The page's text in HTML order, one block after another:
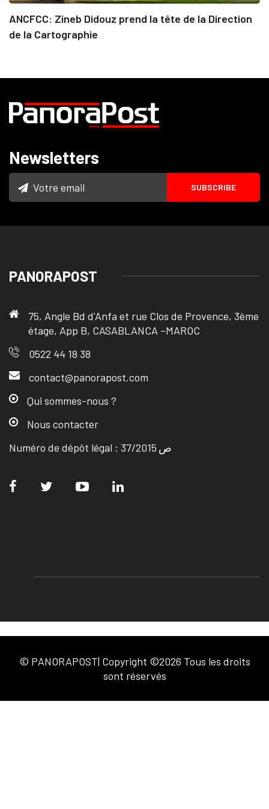
ANCFCC: Zineb Didouz prend la tête de la Direction
de la Cartographie
Newsletters
PANORAPOST
75, Angle Bd d'Anfa et rue Clos de Provence, 3ème
étage, App B, CASABLANCA –MAROC
0522 44 18 38
contact@panorapost.com
Qui sommes-nous ?
Nous contacter
Numéro de dépôt légal : ص 37/2015
© PANORAPOST| Copyright ©2026 Tous les droits
sont réservés